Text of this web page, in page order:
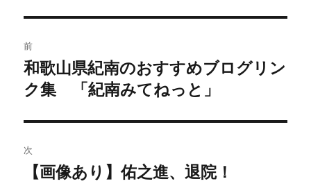
稿
ナ
ビ
ゲ
ー
前
過
去
投
稿:
和歌山県紀南のおすすめブログリン
ク集 「紀南みてねっと」
次
【画像あり】佑之進、退院！